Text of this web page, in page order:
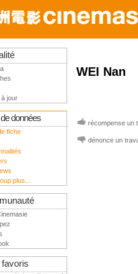
WEI Nan
récompense un
dénonce un
jour
données
fiche
plus...